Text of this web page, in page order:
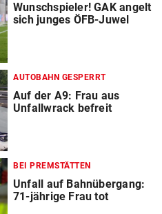
Wunschspieler! GAK angelt
sich junges ÖFB-Juwel
AUTOBAHN GESPERRT
Auf der A9: Frau aus
Unfallwrack befreit
BEI PREMSTÄTTEN
Unfall auf Bahnübergang:
71-jährige Frau tot